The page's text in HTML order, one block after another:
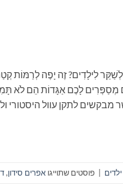
לִילָדִים? זֶה יָפֶה לְרַמּוֹת
מְסַפְּרִים לָכֶם אַגָּדוֹת הֵם לֹא
מבקשים לתקן עוול
פוסטים שתוייגו אפרים סידון,